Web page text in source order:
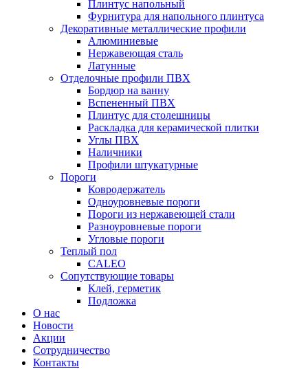
Плинтус напольный
Фурнитура для напольного плинтуса
Декоративные металлические профили
Алюминиевые
Нержавеющая сталь
Латунные
Отделочные профили ПВХ
Бордюр на ванну
Вспененный ПВХ
Плинтус для столешницы
Раскладка для керамической плитки
Углы ПВХ
Наличники
Профили штукатурные
Пороги
Ковродержатель
Одноуровневые пороги
Пороги из нержавеющей стали
Разноуровневые пороги
Угловые пороги
Теплый пол
CALEO
Сопутствующие товары
Клей, герметик
Подложка
О нас
Новости
Акции
Сотрудничество
Контакты